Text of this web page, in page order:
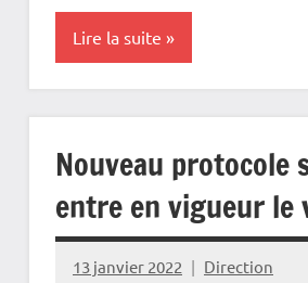
Lire la suite
Informations
administratives
Nouveau protocole
entre en vigueur le
13 janvier 2022 Direction